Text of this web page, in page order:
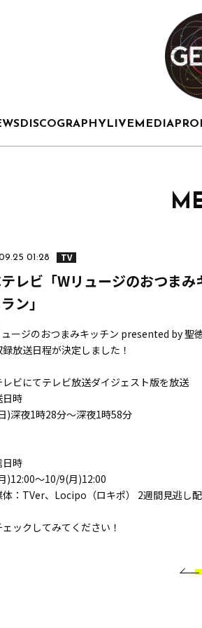
DISCOGRAPHY LIVE MEDIA
01:28 TV
レビ「Wリュージのおつま
ン」
ュージのおつまみキッチン presented by 聖
放送日程が決定しました！
レビにてテレビ放送ダイジェスト版を放送
時
)深夜1時28分～深夜1時58分
時
)12:00～10/9(月)12:00
体：TVer、Locipo（ロキポ） 2週間見逃し
ックしてみてください！